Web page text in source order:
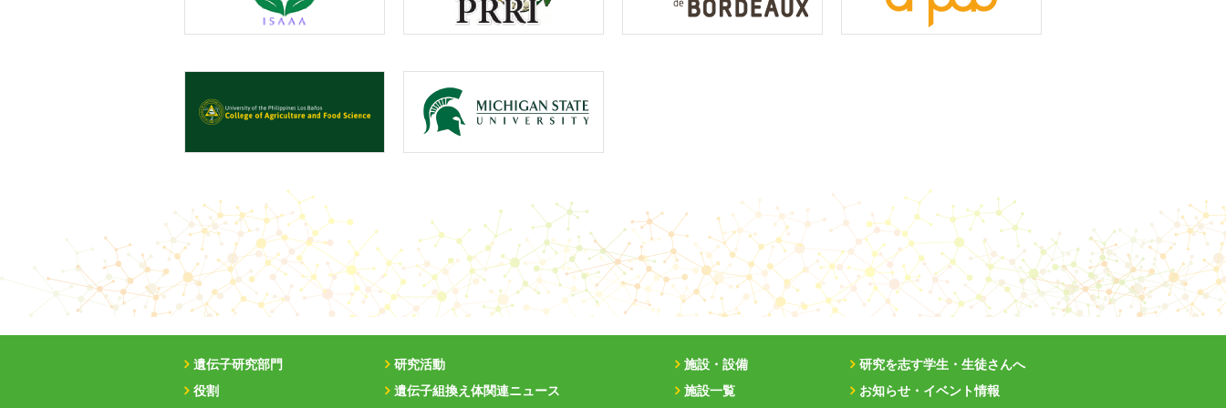
遺伝子研究部門
役割
研究活動
遺伝子組換え体関連ニュース
施設・設備
施設一覧
研究を志す学生・生徒さんへ
お知らせ・イベント情報